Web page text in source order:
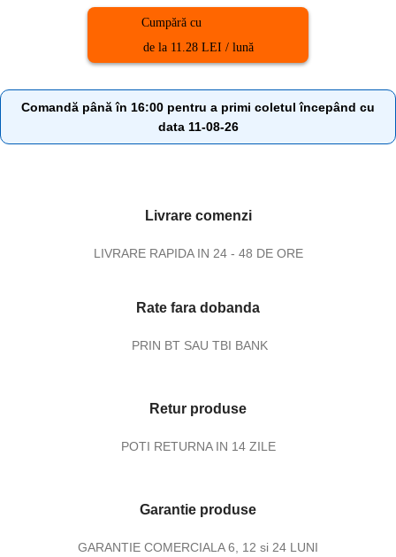
Cumpără cu
de la 11.28 LEI / lună
Comandă până în 16:00 pentru a primi coletul începând cu
data 11-08-26
Livrare comenzi
LIVRARE RAPIDA IN 24 - 48 DE ORE
Rate fara dobanda
PRIN BT SAU TBI BANK
Retur produse
POTI RETURNA IN 14 ZILE
Garantie produse
GARANTIE COMERCIALA 6, 12 si 24 LUNI